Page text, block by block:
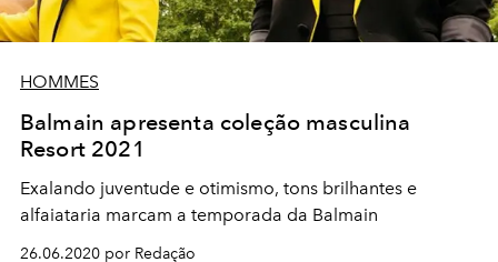
HOMMES
Balmain apresenta coleção masculina
Resort 2021
Exalando juventude e otimismo, tons brilhantes e
alfaiataria marcam a temporada da Balmain
26.06.2020 por Redação